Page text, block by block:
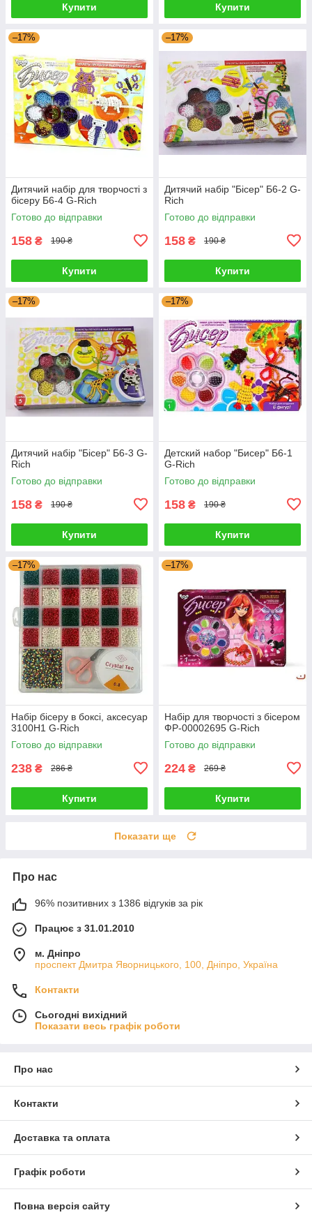
Купити Купити
–17%
Дитячий набір для творчості з
бісеру Б6-4 G-Rich
Готово до відправки
158 ₴ 190 ₴
Купити
–17%
Дитячий набір "Бісер" Б6-2 G-
Rich
Готово до відправки
158 ₴ 190 ₴
Купити
–17%
Дитячий набір "Бісер" Б6-3 G-
Rich
Готово до відправки
158 ₴ 190 ₴
Купити
–17%
Детский набор "Бисер" Б6-1
G-Rich
Готово до відправки
158 ₴ 190 ₴
Купити
–17%
Набір бісеру в боксі, аксесуар
3100H1 G-Rich
Готово до відправки
238 ₴ 286 ₴
Купити
–17%
Набір для творчості з бісером
ФР-00002695 G-Rich
Готово до відправки
224 ₴ 269 ₴
Купити
Показати ще
Про нас
96% позитивних з 1386 відгуків за рік
Працює з 31.01.2010
м. Дніпро
проспект Дмитра Яворницького, 100, Дніпро, Україна
Контакти
Сьогодні вихідний
Показати весь графік роботи
Про нас
Контакти
Доставка та оплата
Графік роботи
Повна версія сайту